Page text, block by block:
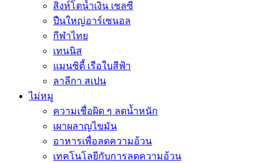
สิงห์โตน้ำเงิน เชลซี
ปืนใหญ่อาร์เซนอล
กีฬาไทย
เทนนิส
แมนซิตี้ เรือใบสีฟ้า
ลาลีกา สเปน
ไม่หมู
ความเชื่อผิด ๆ ลดน้ำหนัก
เผาผลาญไขมัน
อาหารเพื่อลดความอ้วน
เทคโนโลยีกับการลดความอ้วน